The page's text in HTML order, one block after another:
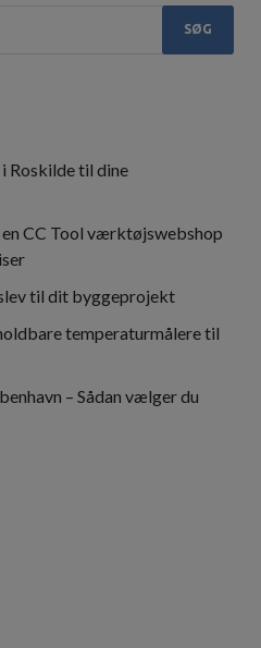
Roskilde til dine
CC Tool værktøjswebshop
til dit byggeprojekt
temperaturmålere til
– Sådan vælger du